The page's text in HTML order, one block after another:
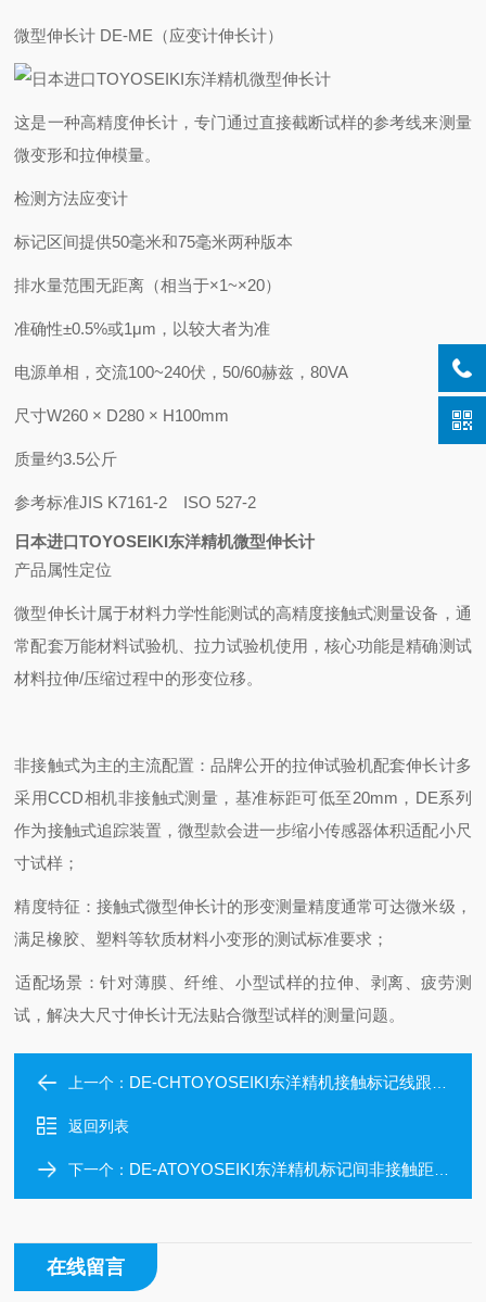
微型伸长计 DE-ME（应变计伸长计）
这是一种高精度伸长计，专门通过直接截断试样的参考线来测量
微变形和拉伸模量。
检测方法应变计
标记区间提供50毫米和75毫米两种版本
排水量范围无距离（相当于×1~×20）
准确性±0.5%或1μm，以较大者为准
电源单相，交流100~240伏，50/60赫兹，80VA
尺寸W260 × D280 × H100mm
质量约3.5公斤
参考标准JIS K7161-2 ISO 527-2
日本进口TOYOSEIKI东洋精机微型伸长计
产品属性定位
微型伸长计属于‌材料力学性能测试的高精度接触式测量设备‌，通
常配套万能材料试验机、拉力试验机使用，核心功能是精确测试
材料拉伸/压缩过程中的形变位移。
非接触式为主的主流配置‌：品牌公开的拉伸试验机配套伸长计多
采用CCD相机非接触式测量，基准标距可低至20mm，DE系列
作为接触式追踪装置，微型款会进一步缩小传感器体积适配小尺
寸试样；
‌精度特征‌：接触式微型伸长计的形变测量精度通常可达微米级，
满足橡胶、塑料等软质材料小变形的测试标准要求；
‌适配场景‌：针对薄膜、纤维、小型试样的拉伸、剥离、疲劳测
试，解决大尺寸伸长计无法贴合微型试样的测量问题。
上一个： DE-CHTOYOSEIKI东洋精机接触标记线跟踪装置
返回列表
下一个： DE-ATOYOSEIKI东洋精机标记间非接触距离计
在线留言